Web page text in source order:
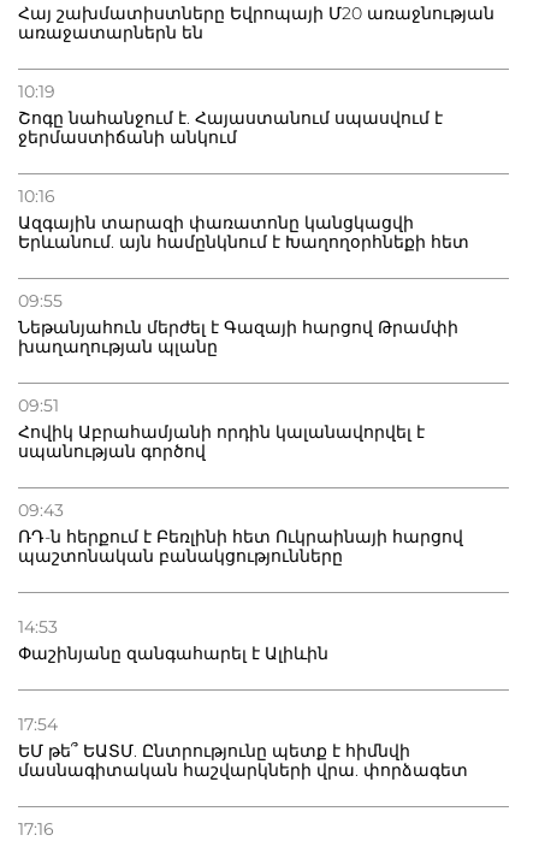
Հայ շախմատիստները Եվրոպայի Մ20 առաջնության
առաջատարներն են
10:19
Շոգը նահանջում է. Հայաստանում սպասվում է
ջերմաստիճանի անկում
10:16
Ազգային տարազի փառատոնը կանցկացվի
Երևանում. այն համընկնում է Խաղողօրհնեքի հետ
09:55
Նեթանյահուն մերժել է Գազայի հարցով Թրամփի
խաղաղության պլանը
09:51
Հովիկ Աբրահամյանի որդին կալանավորվել է
սպանության գործով
09:43
ՌԴ-ն հերքում է Բեռլինի հետ Ուկրաինայի հարցով
պաշտոնական բանակցությունները
14:53
Փաշինյանը զանգահարել է Ալիևին
17:54
ԵՄ թե՞ ԵԱՏՄ. Ընտրությունը պետք է հիմնվի
մասնագիտական հաշվարկների վրա. փորձագետ
17:16